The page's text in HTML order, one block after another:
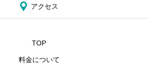
アクセス
TOP
料金について